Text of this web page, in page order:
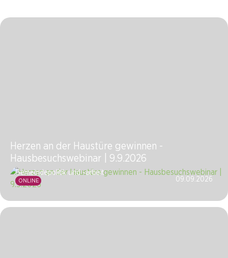
Herzen an der Haustüre gewinnen -
Hausbesuchswebinar | 9.9.2026
Gemeindepolitik und -arbeit
ONLINE 09.09.2026